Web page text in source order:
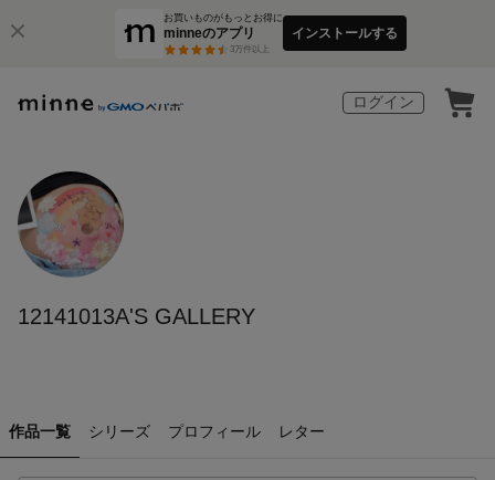
お買いものがもっとお得に
minneのアプリ
3万件以上
インストールする
ログイン
12141013A'S GALLERY
作品一覧 シリーズ プロフィール レター